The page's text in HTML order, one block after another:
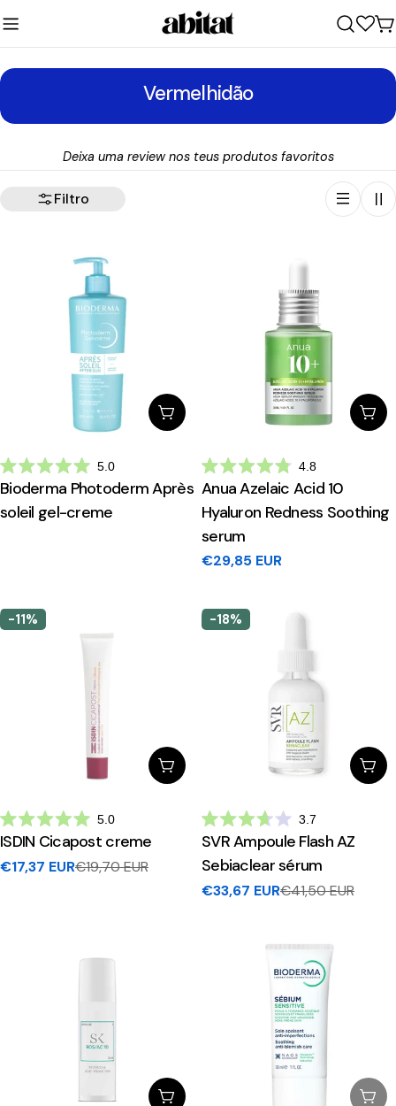
para
conteúdo
C
o
e
Vermelhidão
Deixa uma review nos teus produtos favoritos
Filtro
Escolhe Opções
Avaliado
com
de
5.0
Bioderma Photoderm Après
soleil gel-creme
Avaliado
com
4.8
de
estrelas
4.8
Anua Azelaic Acid 10
Hyaluron Redness Soothing
serum
Preço
€29,85 EUR
-11%
Adicionar Ao Carrinho
Avaliado
com
de
5.0
ISDIN Cicapost creme
Preço
€17,37 EUR
Preço
€19,70 EUR
-18%
Avaliado
com
3.7
de
5
estrelas
3.7
SVR Ampoule Flash AZ
Sebiaclear sérum
Preço
€33,67 EUR
Preço
€41,50 EUR
Adicionar Ao Carrinho